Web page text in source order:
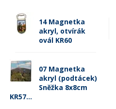
14 Magnetka
akryl, otvírák
ovál KR60
07 Magnetka
akryl (podtácek)
Sněžka 8x8cm
KR57...